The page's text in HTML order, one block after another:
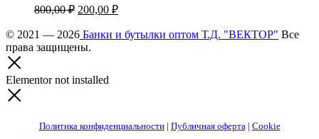
800,00₽ Первоначальная
составляла
800,00 ₽.
200,00 ₽Текущая
200,00 ₽.
© 2021 — 2026 Банки и бутылки оптом Т.Д. "ВЕКТОР" Все
права защищены.
Elementor not installed
Политика конфиденциальности| Публичная оферта| Cookie